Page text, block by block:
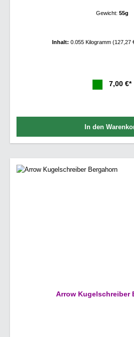
Gewicht: 55g
Inhalt: 0.055 Kilogramm (127,27
7,00 €*
In den
Arrow Kugelschreiber